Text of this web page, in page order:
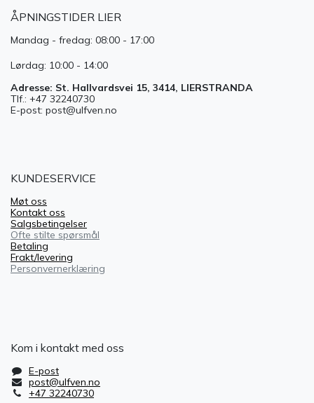
ÅPNINGSTIDER LIER
Mandag - fredag: 08:00 - 17:00
Lørdag: 10:00 - 14:00
Adresse: St. Hallvardsvei 15, 3414, LIERSTRANDA
Tlf.: +47 32240730
E-post: post@ulfven.no
KUNDESERVICE
Møt oss
Kontakt oss
Salgsbetingelser
Ofte stilte spørsmål
Betaling
Frakt/levering
Personvernerklæring
Kom i kontakt med oss
E-post
post@ulfven.no
+47 32240730